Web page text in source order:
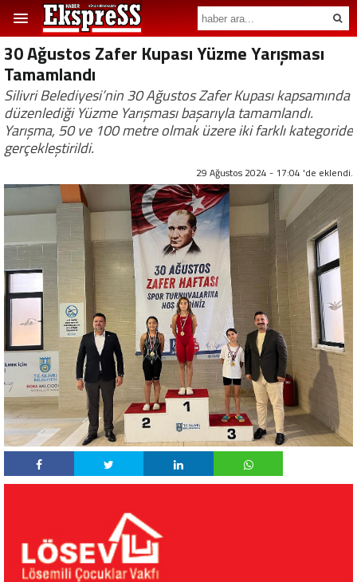
30 Ağustos Zafer Kupası Yüzme Yarışması
Tamamlandı
Silivri Belediyesi’nin 30 Ağustos Zafer Kupası kapsamında
düzenlediği Yüzme Yarışması başarıyla tamamlandı.
Yarışma, 50 ve 100 metre olmak üzere iki farklı kategoride
gerçekleştirildi.
29 Ağustos 2024 - 17:04 'de eklendi.